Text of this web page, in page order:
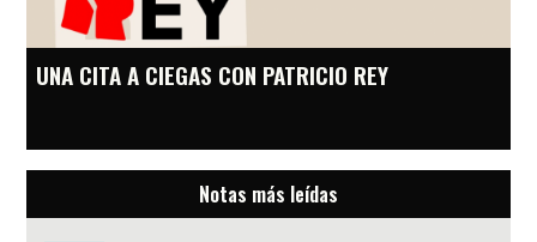
UNA CITA A CIEGAS CON PATRICIO REY
Notas más leídas